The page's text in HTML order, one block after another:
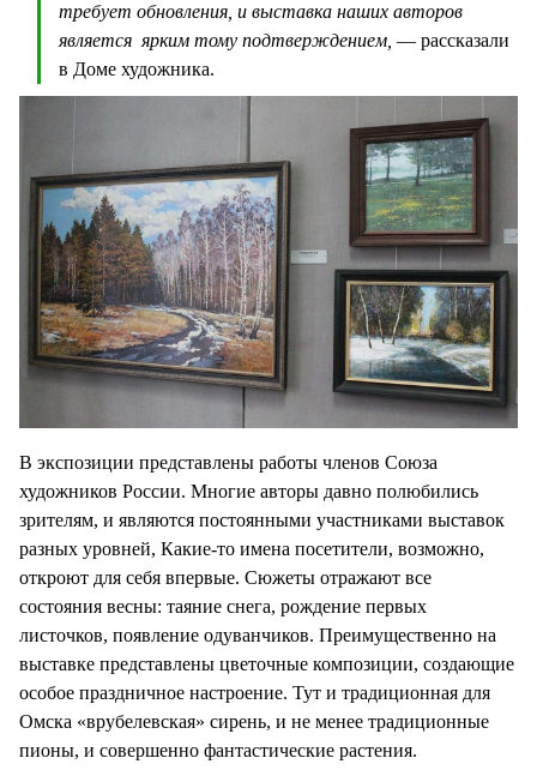
требует обновления, и выставка наших авторов
является ярким тому подтверждением, — рассказали
в Доме художника.
В экспозиции представлены работы членов Союза
художников России. Многие авторы давно полюбились
зрителям, и являются постоянными участниками выставок
разных уровней, Какие-то имена посетители, возможно,
откроют для себя впервые. Сюжеты отражают все
состояния весны: таяние снега, рождение первых
листочков, появление одуванчиков. Преимущественно на
выставке представлены цветочные композиции, создающие
особое праздничное настроение. Тут и традиционная для
Омска «врубелевская» сирень, и не менее традиционные
пионы, и совершенно фантастические растения.